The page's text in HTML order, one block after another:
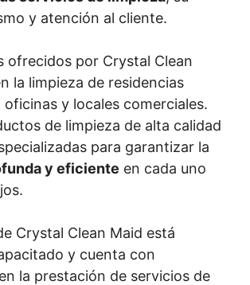
y atención al cliente.
ofrecidos por Crystal Clean
la limpieza de residencias
y locales comerciales.
de limpieza de alta calidad
para garantizar la
y eficiente en cada uno
Crystal Clean Maid está
y cuenta con
la prestación de servicios de